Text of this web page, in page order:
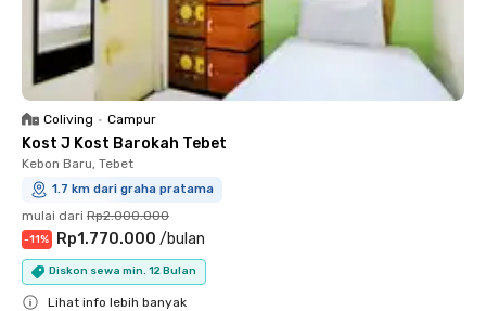
Coliving • Campur
Kost J Kost Barokah Tebet
Kebon Baru, Tebet
1.7 km dari graha pratama
mulai dari Rp2.000.000
-11% Rp1.770.000 /bulan
Diskon sewa min. 12 Bulan
Lihat info lebih banyak